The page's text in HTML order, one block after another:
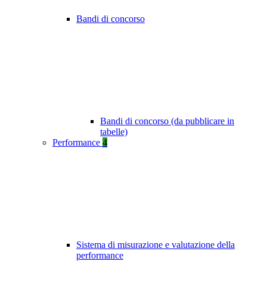
Bandi di concorso
Bandi di concorso (da pubblicare in
tabelle)
Performance 4
Sistema di misurazione e valutazione della
performance